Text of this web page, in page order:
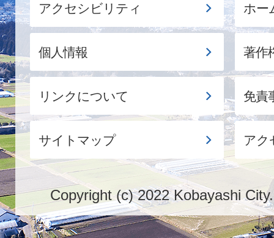
アクセシビリティ ホー
個人情報 著作
リンクについて 免責
サイトマップ アク
Copyright (c) 2022 Kobayashi